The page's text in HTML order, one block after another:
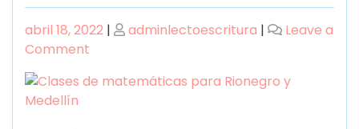
abril 18, 2022 | adminlectoescritura |
Leave a
Comment